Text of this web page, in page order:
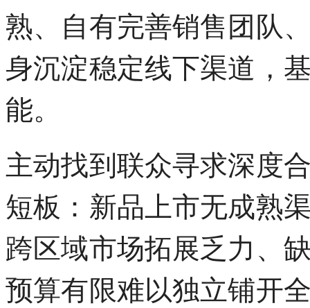
熟、自有完善销售团队
身沉淀稳定线下渠道，
能。
主动找到联众寻求深度
短板：新品上市无成熟
跨区域市场拓展乏力、
预算有限难以独立铺开